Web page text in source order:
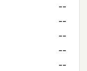
--
--
--
--
--